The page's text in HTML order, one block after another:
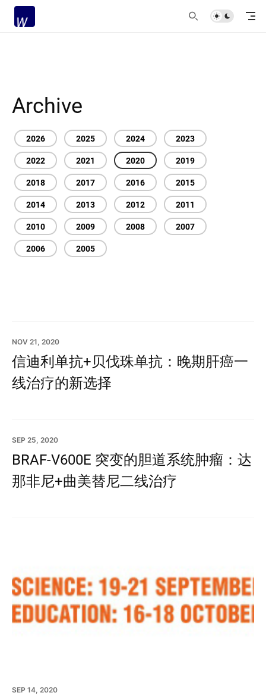
Archive
2026 2025 2024
2023
2022
2021 2020
2019
2018
2017 2016
2015
2014
2013 2012
2011
2010
2009 2008
2007
2006
2005
NOV 21, 2020
信迪利单抗+贝伐珠单抗：晚期肝癌一
线治疗的新选择
SEP 25, 2020
BRAF-V600E 突变的胆道系统肿瘤：达
那非尼+曲美替尼二线治疗
SEP 14, 2020